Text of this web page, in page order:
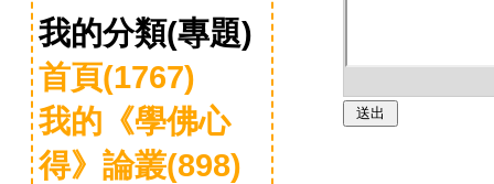
我的分類(專題)
首頁(1767)
我的《學佛心
得》論叢(898)